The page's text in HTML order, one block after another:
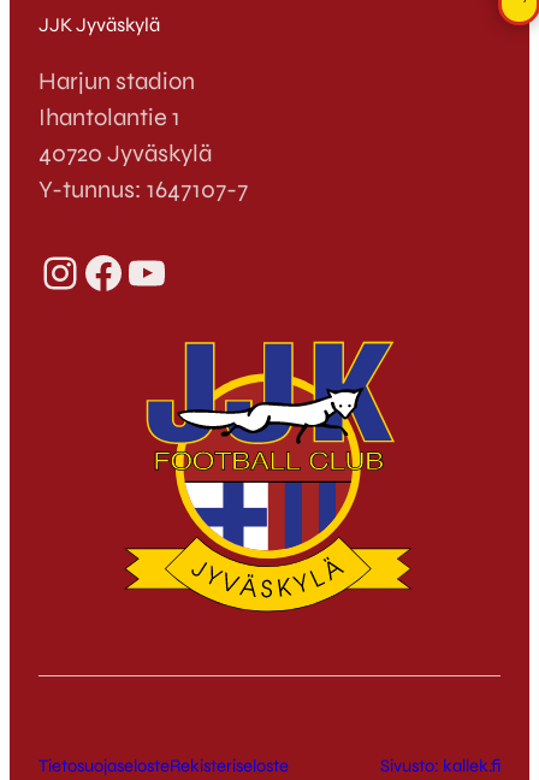
JJK Jyväskylä
Harjun stadion
Ihantolantie 1
40720 Jyväskylä
Y-tunnus: 1647107-7
InstagramFacebook YouTube
TietosuojaselosteRekisteriseloste Sivusto: kallek.fi